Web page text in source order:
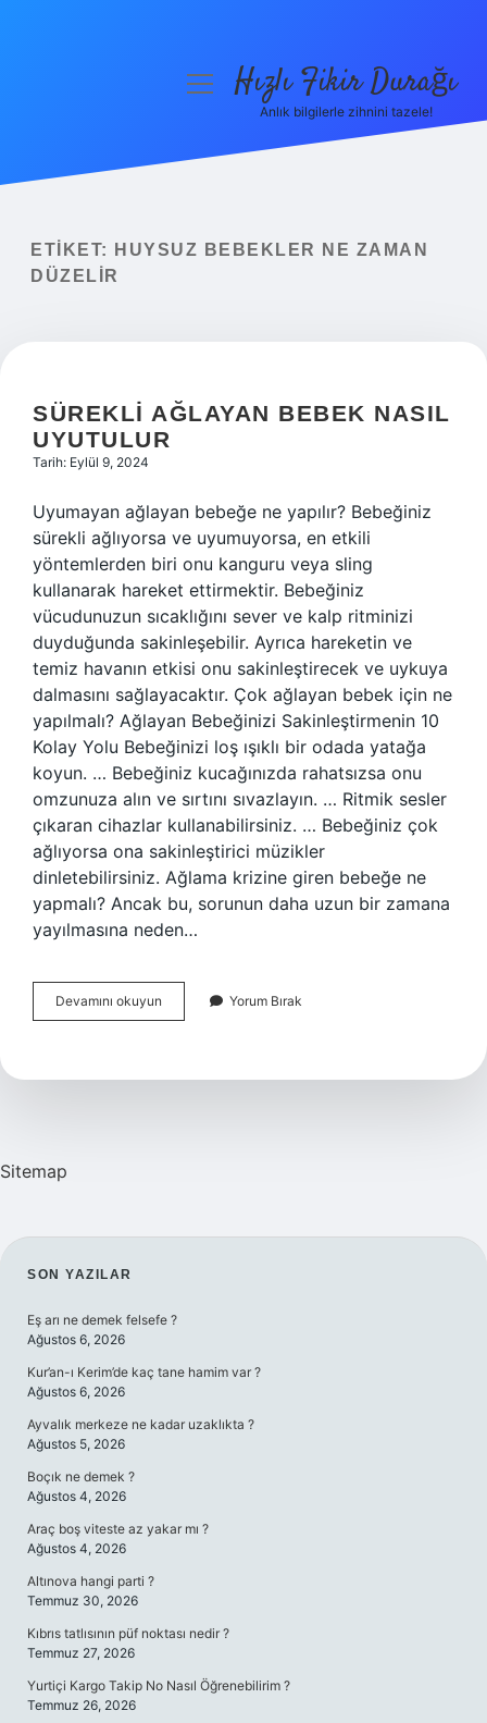
Yasal Uyarı
menüyüHızlı Fikir Durağı
Anlık bilgilerle zihnini tazele!
ETIKET:
HUYSUZ BEBEKLER NE ZAMAN
DÜZELIR
SÜREKLI AĞLAYAN BEBEK NASIL
UYUTULUR
Tarih: Eylül 9, 2024
Uyumayan ağlayan bebeğe ne yapılır? Bebeğiniz
sürekli ağlıyorsa ve uyumuyorsa, en etkili
yöntemlerden biri onu kanguru veya sling
kullanarak hareket ettirmektir. Bebeğiniz
vücudunuzun sıcaklığını sever ve kalp ritminizi
duyduğunda sakinleşebilir. Ayrıca hareketin ve
temiz havanın etkisi onu sakinleştirecek ve uykuya
dalmasını sağlayacaktır. Çok ağlayan bebek için ne
yapılmalı? Ağlayan Bebeğinizi Sakinleştirmenin 10
Kolay Yolu Bebeğinizi loş ışıklı bir odada yatağa
koyun. … Bebeğiniz kucağınızda rahatsızsa onu
omzunuza alın ve sırtını sıvazlayın. … Ritmik sesler
çıkaran cihazlar kullanabilirsiniz. … Bebeğiniz çok
ağlıyorsa ona sakinleştirici müzikler
dinletebilirsiniz. Ağlama krizine giren bebeğe ne
yapmalı? Ancak bu, sorunun daha uzun bir zamana
yayılmasına neden…
Devamını okuyun
Ağlayan
Uyutulur
Yorum Bırak
Sitemap
SIDEBAR
SON YAZILAR
Eş arı ne demek felsefe ?
Ağustos 6, 2026
Kur’an-ı Kerim’de kaç tane hamim var ?
Ağustos 6, 2026
Ayvalık merkeze ne kadar uzaklıkta ?
Ağustos 5, 2026
Boçık ne demek ?
Ağustos 4, 2026
Araç boş viteste az yakar mı ?
Ağustos 4, 2026
Altınova hangi parti ?
Temmuz 30, 2026
Kıbrıs tatlısının püf noktası nedir ?
Temmuz 27, 2026
Yurtiçi Kargo Takip No Nasıl Öğrenebilirim ?
Temmuz 26, 2026